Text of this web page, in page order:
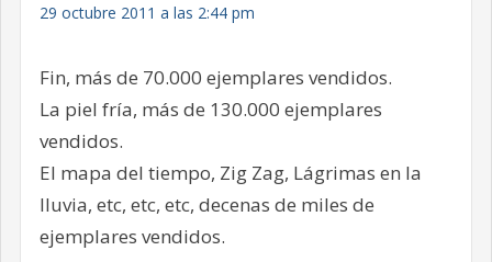
29 octubre 2011 a las 2:44 pm
Fin, más de 70.000 ejemplares vendidos.
La piel fría, más de 130.000 ejemplares
vendidos.
El mapa del tiempo, Zig Zag, Lágrimas en la
lluvia, etc, etc, etc, decenas de miles de
ejemplares vendidos.